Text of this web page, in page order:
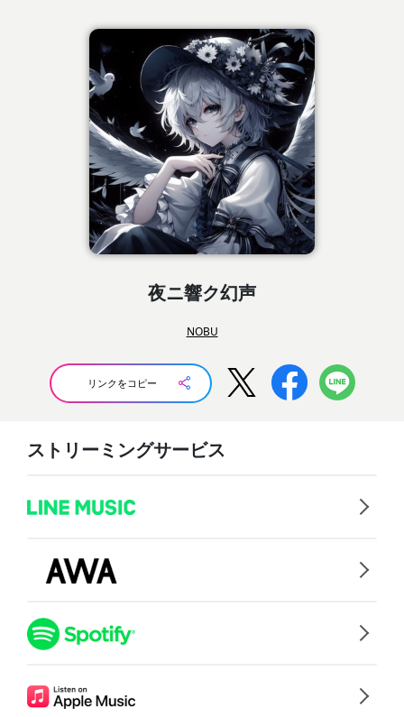
夜ニ響ク幻声
NOBU
リンクをコピー
ストリーミングサービス